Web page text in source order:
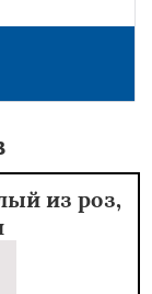
из роз,